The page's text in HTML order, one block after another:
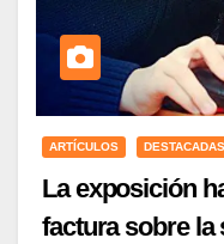
ARTÍCULOS DESTACADAS
La exposición
factura sobre la